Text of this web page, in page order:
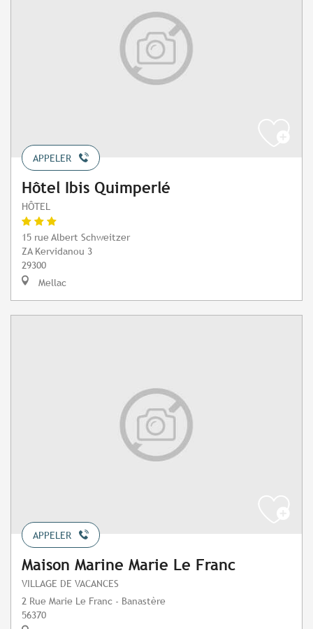
APPELER
Hôtel Ibis Quimperlé
HÔTEL
15 rue Albert Schweitzer
ZA Kervidanou 3
29300
Mellac
APPELER
Maison Marine Marie Le Franc
VILLAGE DE VACANCES
2 Rue Marie Le Franc - Banastère
56370